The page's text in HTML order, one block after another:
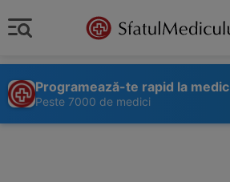
Programează-te rapid la medic
Peste 7000 de medici